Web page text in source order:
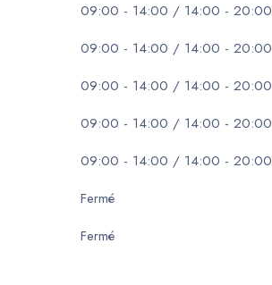
09:00 - 14:00 / 14:00 - 20:00
09:00 - 14:00 / 14:00 - 20:00
09:00 - 14:00 / 14:00 - 20:00
09:00 - 14:00 / 14:00 - 20:00
09:00 - 14:00 / 14:00 - 20:00
Fermé
Fermé